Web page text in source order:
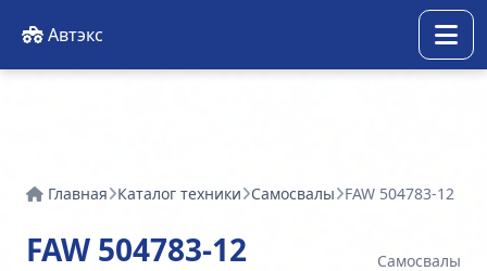
Автэкс
Главная Каталог техники Самосвалы FAW 504783-12
FAW 504783-12 Самосвалы